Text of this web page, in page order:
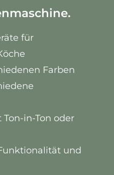
für
Farben
in-Ton oder
und